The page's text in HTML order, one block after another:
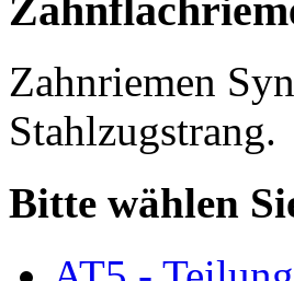
Zahnriemen
Stahlzugstrang.
Bitte wählen